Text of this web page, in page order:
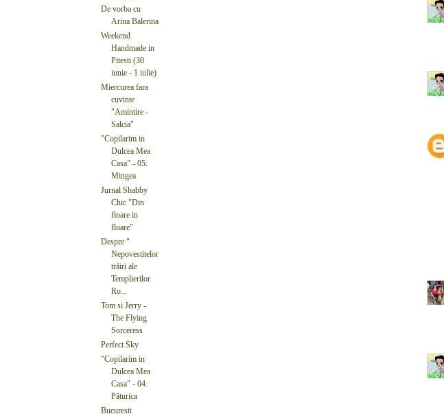
De vorba cu
Arina Balerina
Weekend
Handmade in
Pitesti (30
iunie - 1 iulie)
Miercurea fara
cuvinte
"Amintire -
Salcia"
"Copilarim in
Dulcea Mea
Casa" - 05.
Mingea
Jurnal Shabby
Chic "Din
floare in
floare"
Despre "
Nepovestitelor
trăiri ale
Templierilor
Ro...
Tom si Jerry -
The Flying
Sorceress
Perfect Sky
"Copilarim in
Dulcea Mea
Casa" - 04.
Păturica
Bucuresti